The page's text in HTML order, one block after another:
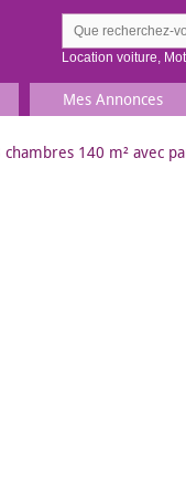
Location voiture,
Mes Annonces
chambres 140 m² avec